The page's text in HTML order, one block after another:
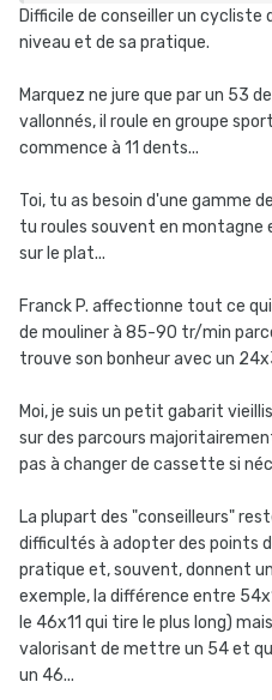
gênante quand on arrive au
casette 11-30, il y a le 16
48 dents TA, bof, bof : c'est
esthétique et qui dans le
poil moins bien.
Difficile de conseiller un cycliste
niveau et de sa pratique.
Marquez ne jure que par un 53
vallonnés, il roule en groupe
commence à 11 dents...
Toi, tu as besoin d'une gamme
tu roules souvent en montagne
sur le plat...
Franck P. affectionne tout ce
de mouliner à 85-90 tr/min
trouve son bonheur avec un
Moi, je suis un petit gabarit
sur des parcours
pas à changer de cassette si
La plupart des "conseilleurs"
difficultés à adopter des points
pratique et, souvent, donnent
exemple, la différence entre
le 46x11 qui tire le plus long)
valorisant de mettre un 54 et
un 46...